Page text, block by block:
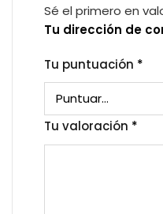
Sé el primero en
Tu dirección de
Tu puntuación *
Tu valoración *